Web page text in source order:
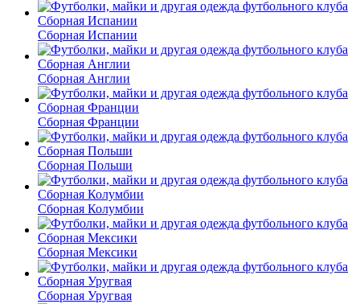
Сборная Испании
Сборная Англии
Сборная Франции
Сборная Польши
Сборная Колумбии
Сборная Мексики
Сборная Уругвая